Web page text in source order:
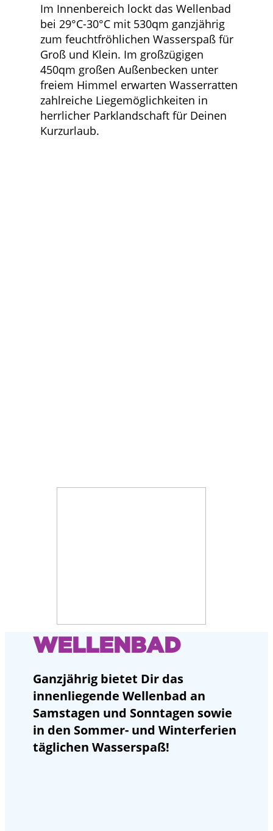
Im Innenbereich lockt das Wellenbad
bei 29°C-30°C mit 530qm ganzjährig
zum feuchtfröhlichen Wasserspaß für
Groß und Klein. Im großzügigen
450qm großen Außenbecken unter
freiem Himmel erwarten Wasserratten
zahlreiche Liegemöglichkeiten in
herrlicher Parklandschaft für Deinen
Kurzurlaub.
WELLENBAD
Ganzjährig bietet Dir das
innenliegende Wellenbad an
Samstagen und Sonntagen sowie ​
in den Sommer- und Winterferien
täglichen Wasserspaß!